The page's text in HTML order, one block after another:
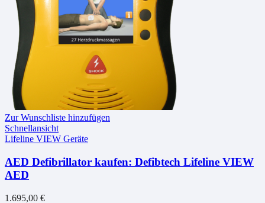
Zur Wunschliste hinzufügen
Schnellansicht
Lifeline VIEW Geräte
AED Defibrillator kaufen: Defibtech Lifeline VIEW
AED
1.695,00 €